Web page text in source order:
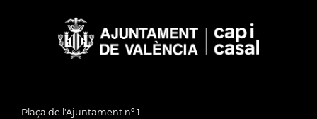
Plaça de l'Ajuntament nº 1